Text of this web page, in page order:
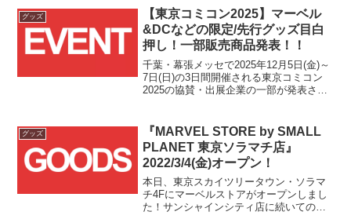
STORE様でのオンライン通販が決...
グッズ
【東京コミコン2025】マーベル
&DCなどの限定/先行グッズ目白
押し！一部販売商品発表！！
千葉・幕張メッセで2025年12月5日(金)～
7日(日)の3日間開催される東京コミコン
2025の協賛・出展企業の一部が発表され
POPUP ST...
グッズ
『MARVEL STORE by SMALL
PLANET 東京ソラマチ店』
2022/3/4(金)オープン！
本日、東京スカイツリータウン・ソラマ
チ4Fにマーベルストアがオープンしまし
た！サンシャインシティ店に続いてのオ